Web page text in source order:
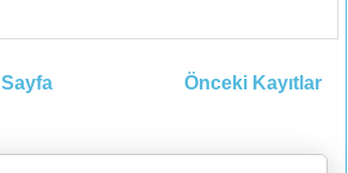
Önceki Kayıtlar